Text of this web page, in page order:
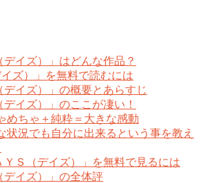
デイズ）」はどんな作品？
ズ）」を無料で読むには
デイズ）」の概要とあらすじ
デイズ）」のここが凄い！
めちゃ＋純粋＝大きな感動
状況でも自分に出来るという事を教え
ＹＳ（デイズ）」を無料で見るには
デイズ）」の全体評